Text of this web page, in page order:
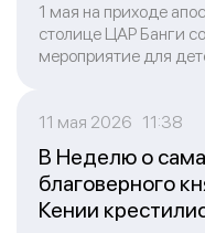
1 мая на приходе
столице ЦАР Банги
мероприятие для
11 мая 2026 11:38
В Неделю о
благоверного
Кении